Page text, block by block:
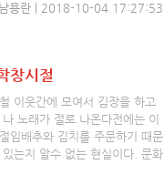
용란 | 2018-10-04 17:27:53
창시절
이웃간에 모여서 김장을 하고
노래가 절로 나온다전에는 이
임배추와 김치를 주문하기 때문
는지 알수 없는 현실이다. 문화